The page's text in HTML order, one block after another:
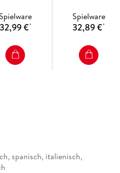
Spielware
32,99 €*
Spielware
32,89 €*
spanisch, italienisch,